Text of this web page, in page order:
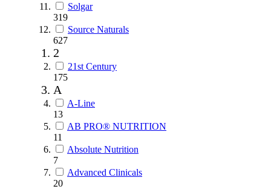
Solgar
319
Source Naturals
627
2
21st Century
175
A
A-Line
13
AB PRO® NUTRITION
11
Absolute Nutrition
7
Advanced Clinicals
20